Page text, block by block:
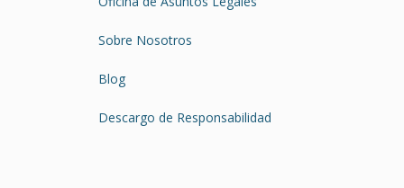
Sobre Nosotros
Blog
Descargo de Responsabilidad